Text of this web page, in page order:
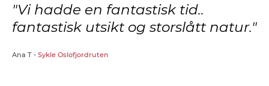
Vi hadde en fantastisk tid..
fantastisk utsikt og storslått natur.
Ana T - Sykle Oslofjordruten